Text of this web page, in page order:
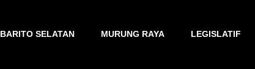
BARITO SELATAN MURUNG RAYA LEGISLATIF